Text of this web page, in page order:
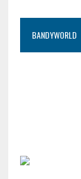
BANDYWORLD